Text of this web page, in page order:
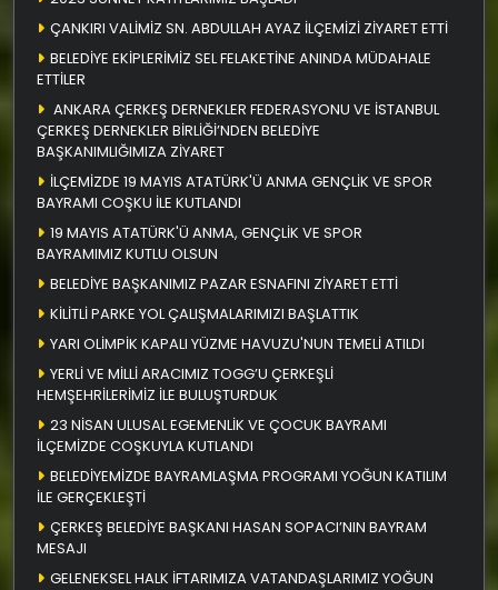
ÇANKIRI VALİMİZ SN. ABDULLAH AYAZ İLÇEMİZİ ZİYARET ETTİ
BELEDİYE EKİPLERİMİZ SEL FELAKETİNE ANINDA MÜDAHALE
ETTİLER
ANKARA ÇERKEŞ DERNEKLER FEDERASYONU VE İSTANBUL
ÇERKEŞ DERNEKLER BİRLİĞİ’NDEN BELEDİYE
BAŞKANIMLIĞIMIZA ZİYARET
İLÇEMİZDE 19 MAYIS ATATÜRK'Ü ANMA GENÇLİK VE SPOR
BAYRAMI COŞKU İLE KUTLANDI
19 MAYIS ATATÜRK'Ü ANMA, GENÇLİK VE SPOR
BAYRAMIMIZ KUTLU OLSUN
BELEDİYE BAŞKANIMIZ PAZAR ESNAFINI ZİYARET ETTİ
KİLİTLİ PARKE YOL ÇALIŞMALARIMIZI BAŞLATTIK
YARI OLİMPİK KAPALI YÜZME HAVUZU'NUN TEMELİ ATILDI
YERLİ VE MİLLİ ARACIMIZ TOGG’U ÇERKEŞLİ
HEMŞEHRİLERİMİZ İLE BULUŞTURDUK
23 NİSAN ULUSAL EGEMENLİK VE ÇOCUK BAYRAMI
İLÇEMİZDE COŞKUYLA KUTLANDI
BELEDİYEMİZDE BAYRAMLAŞMA PROGRAMI YOĞUN KATILIM
İLE GERÇEKLEŞTİ
ÇERKEŞ BELEDİYE BAŞKANI HASAN SOPACI’NIN BAYRAM
MESAJI
GELENEKSEL HALK İFTARIMIZA VATANDAŞLARIMIZ YOĞUN